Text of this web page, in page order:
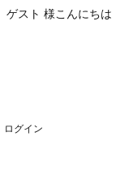
ゲスト 様こんにちは
ログイン